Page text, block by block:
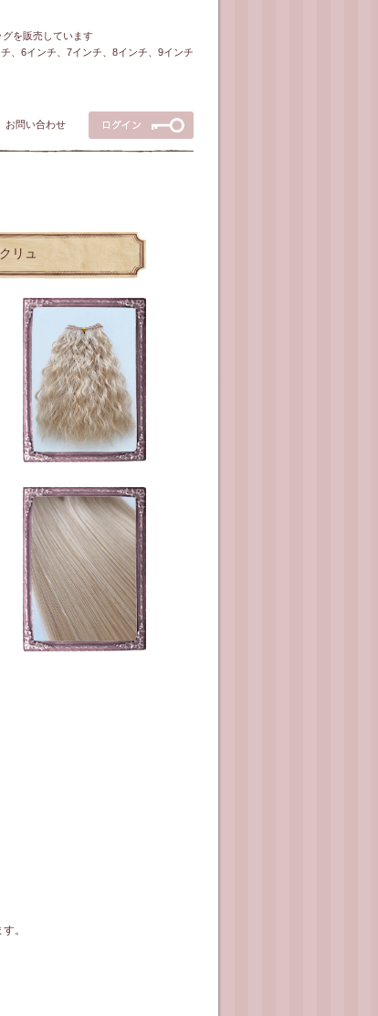
を販売しています
、6インチ、7インチ、8インチ、9インチ
お問い合わせ
リュ
。